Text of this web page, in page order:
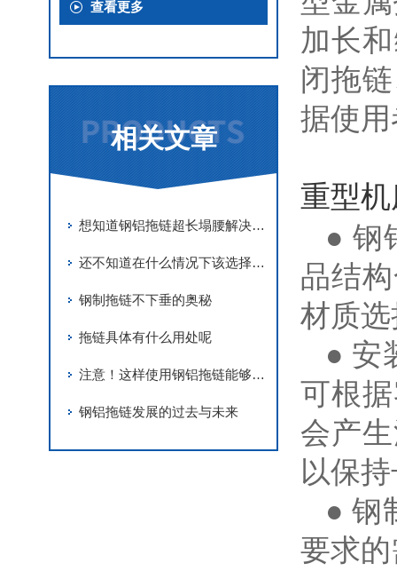
查看更多
相关文章
想知道钢铝拖链超长塌腰解决方法吗？那就看看这个吧
还不知道在什么情况下该选择钢铝拖链还是尼龙拖链吗？看完这个你就知道了
钢制拖链不下垂的奥秘
拖链具体有什么用处呢
注意！这样使用钢铝拖链能够延长寿命
钢铝拖链发展的过去与未来
加长
闭拖
据使
重型
● 钢
品结
材质
● 安
可根
会产
以保
● 钢
要求